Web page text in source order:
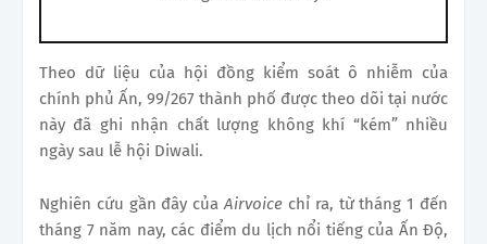
Theo dữ liệu của hội đồng kiểm soát ô nhiễm của
chính phủ Ấn, 99/267 thành phố được theo dõi tại nước
này đã ghi nhận chất lượng không khí “kém” nhiều
ngày sau lễ hội Diwali.
Nghiên cứu gần đây củaAirvoice chỉ ra, từ tháng 1 đến
tháng 7 năm nay, các điểm du lịch nổi tiếng của Ấn Độ,